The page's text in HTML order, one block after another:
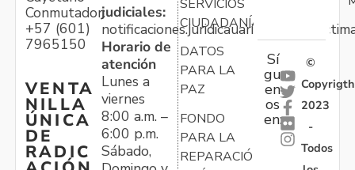
Conmutador:
+57 (601)
7965150
VENTA
NILLA
ÚNICA
DE
RADIC
judiciales:
Horario de
atención
Lunes a
viernes
8:00 a.m. –
6:00 p.m.
Sábado,
SERVICIOS
CIUDADANÍA
DATOS
PARA LA
PAZ
FONDO
PARA LA
REPARACIÓN
Sí
gu
en
os
en:
©
Copyrigth
2023
-
Todos